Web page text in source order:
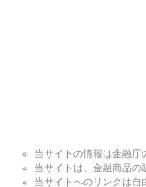
当サイトの情報は金融庁
当サイトは、金融商品の
当サイトへのリンクは自